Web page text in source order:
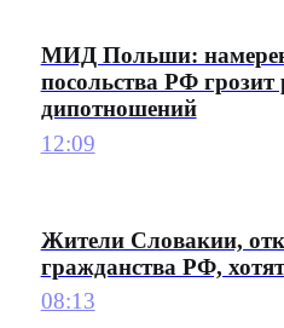
МИД Польши:
посольства РФ
дипотношений
12:09
Жители Словакии,
гражданства РФ,
08:13